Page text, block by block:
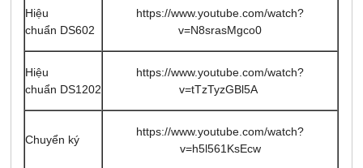
Hiệu
chuẩn DS602
https://www.youtube.com/watch?
v=N8srasMgco0
Hiệu
chuẩn DS1202
https://www.youtube.com/watch?
v=tTzTyzGBl5A
Chuyển ký
https://www.youtube.com/watch?
v=h5l561KsEcw